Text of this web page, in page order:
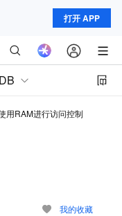
打开 APP
用RAM进行访问控制
我的收藏